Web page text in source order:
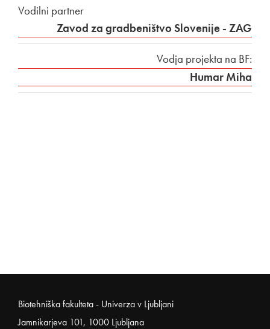
Vodilni partner
Zavod za gradbeništvo Slovenije - ZAG
Vodja projekta na BF:
Humar Miha
Noga strani
Biotehniška fakulteta - Univerza v Ljubljani
Jamnikarjeva 101, 1000 Ljubljana